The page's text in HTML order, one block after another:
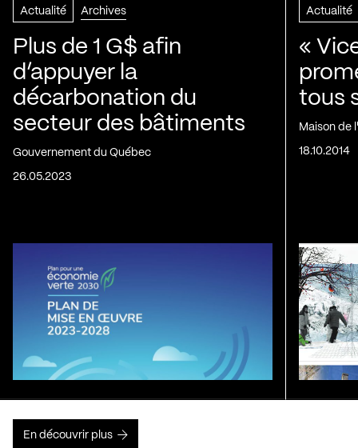
Actualité Archives
Plus de 1 G$ afin
d’appuyer la
décarbonation du
secteur des bâtiments
Gouvernement du Québec
26.05.2023
Actualité
«
tous
Maison de
18.10.2014
En découvrir plus